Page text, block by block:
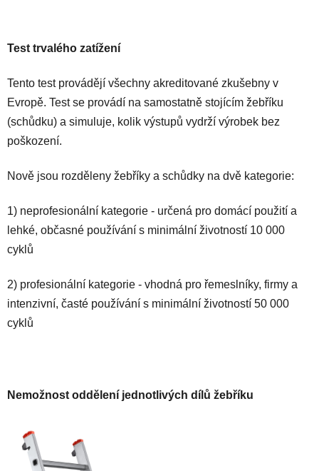
Test trvalého zatížení
Tento test provádějí všechny akreditované zkušebny v
Evropě. Test se provádí na samostatně stojícím žebříku
(schůdku) a simuluje, kolik výstupů vydrží výrobek bez
poškození.
Nově jsou rozděleny žebříky a schůdky na dvě kategorie:
1) neprofesionální kategorie - určená pro domácí použití a
lehké, občasné používání s minimální životností 10 000
cyklů
2) profesionální kategorie - vhodná pro řemeslníky, firmy a
intenzivní, časté používání s minimální životností 50 000
cyklů
Nemožnost oddělení jednotlivých dílů žebříku